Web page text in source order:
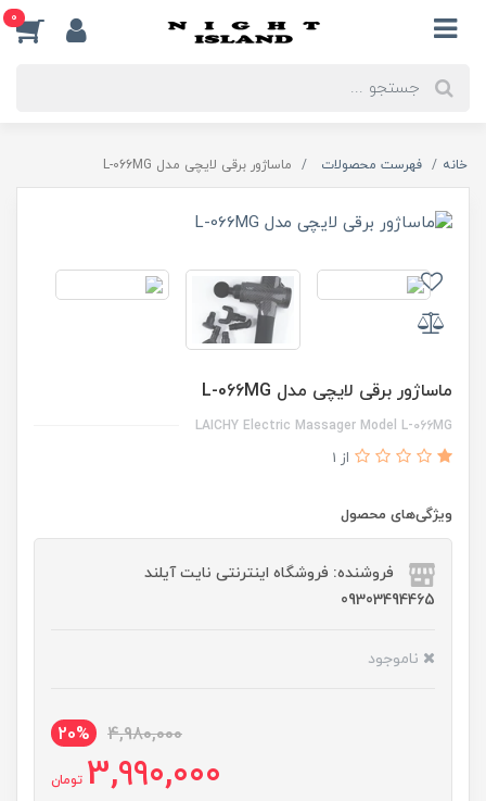
0
خانه فهرست محصولات ماساژور برقی لایچی مدل L-066MG
ماساژور برقی لایچی مدل L-066MG
LAICHY Electric Massager Model L-066MG
از 1
ویژگی‌های محصول
فروشنده: فروشگاه اینترنتی نایت آیلند
09303494465
ناموجود
4,980,000
20%
3,990,000 تومان